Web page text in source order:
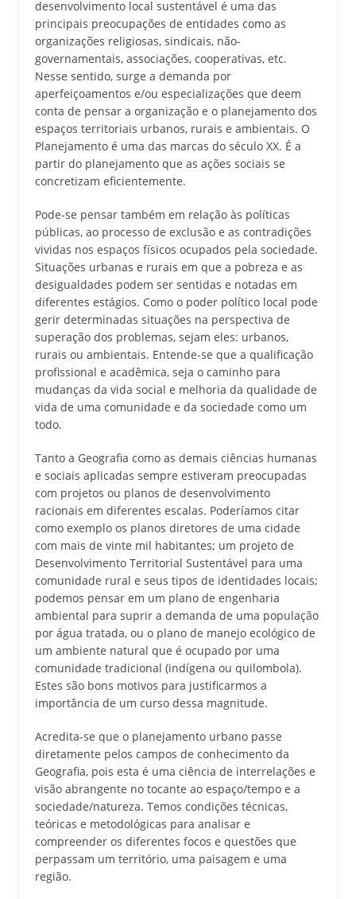
desenvolvimento local sustentável é uma das
principais preocupações de entidades como as
organizações religiosas, sindicais, não-
governamentais, associações, cooperativas, etc.
Nesse sentido, surge a demanda por
aperfeiçoamentos e/ou especializações que deem
conta de pensar a organização e o planejamento dos
espaços territoriais urbanos, rurais e ambientais. O
Planejamento é uma das marcas do século XX. É a
partir do planejamento que as ações sociais se
concretizam eficientemente.
Pode-se pensar também em relação às políticas
públicas, ao processo de exclusão e as contradições
vividas nos espaços físicos ocupados pela sociedade.
Situações urbanas e rurais em que a pobreza e as
desigualdades podem ser sentidas e notadas em
diferentes estágios. Como o poder político local pode
gerir determinadas situações na perspectiva de
superação dos problemas, sejam eles: urbanos,
rurais ou ambientais. Entende-se que a qualificação
profissional e acadêmica, seja o caminho para
mudanças da vida social e melhoria da qualidade de
vida de uma comunidade e da sociedade como um
todo.
Tanto a Geografia como as demais ciências humanas
e sociais aplicadas sempre estiveram preocupadas
com projetos ou planos de desenvolvimento
racionais em diferentes escalas. Poderíamos citar
como exemplo os planos diretores de uma cidade
com mais de vinte mil habitantes; um projeto de
Desenvolvimento Territorial Sustentável para uma
comunidade rural e seus tipos de identidades locais;
podemos pensar em um plano de engenharia
ambiental para suprir a demanda de uma população
por água tratada, ou o plano de manejo ecológico de
um ambiente natural que é ocupado por uma
comunidade tradicional (indígena ou quilombola).
Estes são bons motivos para justificarmos a
importância de um curso dessa magnitude.
Acredita-se que o planejamento urbano passe
diretamente pelos campos de conhecimento da
Geografia, pois esta é uma ciência de interrelações e
visão abrangente no tocante ao espaço/tempo e a
sociedade/natureza. Temos condições técnicas,
teóricas e metodológicas para analisar e
compreender os diferentes focos e questões que
perpassam um território, uma paisagem e uma
região.